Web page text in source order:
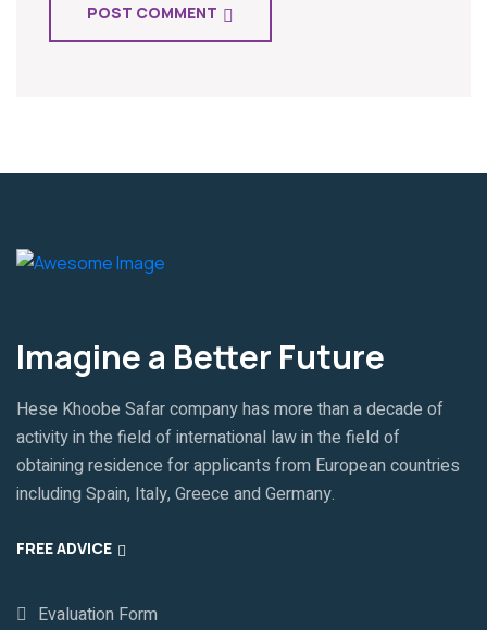
POST COMMENT
Imagine a Better Future
Hese Khoobe Safar company has more than a decade of
activity in the field of international law in the field of
obtaining residence for applicants from European countries
including Spain, Italy, Greece and Germany.
FREE ADVICE
Evaluation Form